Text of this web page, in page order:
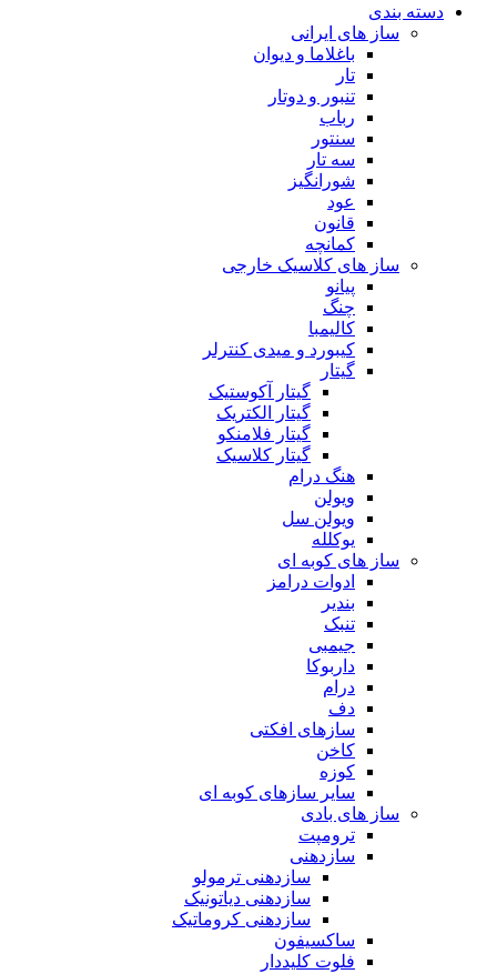
دسته بندی
ساز های ایرانی
باغلاما و دیوان
تار
تنبور و دوتار
رباب
سنتور
سه تار
شورانگیز
عود
قانون
کمانچه
ساز های کلاسیک خارجی
پیانو
چنگ
کالیمبا
کیبورد و میدی کنترلر
گیتار
گیتار آکوستیک
گیتار الکتریک
گیتار فلامنکو
گیتار کلاسیک
هنگ درام
ویولن
ویولن سل
یوکلله
ساز های کوبه ای
ادوات درامز
بندیر
تنبک
جیمبی
داربوکا
درام
دف
سازهای افکتی
کاخن
کوزه
سایر سازهای کوبه ای
ساز های بادی
ترومپت
سازدهنی
سازدهنی ترمولو
سازدهنی دیاتونیک
سازدهنی کروماتیک
ساکسیفون
فلوت کلیددار